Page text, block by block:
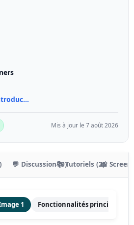
Mis à jour le 7 août 2026
💬 Discussion (0)📚 Tutoriels (2)📸
1 Fonctionnalités principales